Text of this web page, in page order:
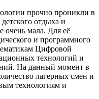
прочно проникли в
отдыха и
очень мала. Для её
и программного
Цифровой
технологий и
На данный момент в
лагерных смен и
технологиям и